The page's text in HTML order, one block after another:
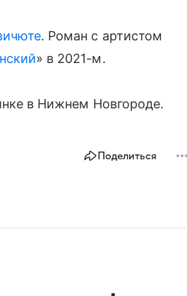
. Роман с артистом
» в 2021-м.
в Нижнем Новгороде.
Поделиться